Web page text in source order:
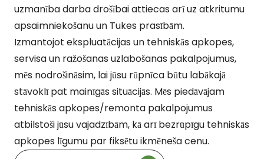
uzmanība darba drošībai attiecas arī uz atkritumu
apsaimniekošanu un Tukes prasībām.
Izmantojot ekspluatācijas un tehniskās apkopes,
servisa un ražošanas uzlabošanas pakalpojumus,
mēs nodrošināsim, lai jūsu rūpnīca būtu labākajā
stāvoklī pat mainīgās situācijās. Mēs piedāvājam
tehniskās apkopes/remonta pakalpojumus
atbilstoši jūsu vajadzībām, kā arī bezrūpīgu tehniskās
apkopes līgumu par fiksētu ikmēneša cenu.